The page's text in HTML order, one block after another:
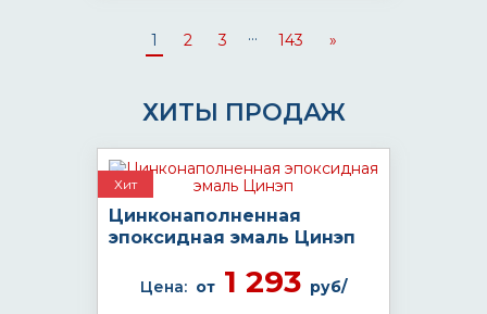
1 2 3 ... 143 »
ХИТЫ ПРОДАЖ
Хит
Цинконаполненная
эпоксидная эмаль Цинэп
Цена: от 1 293 руб/